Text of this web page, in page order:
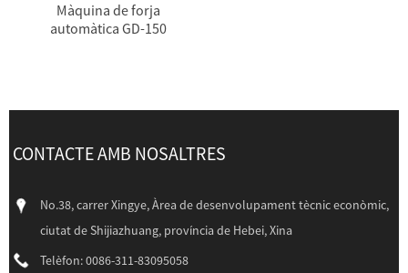
Màquina de forja
automàtica GD-150
CONTACTE AMB NOSALTRES
No.38, carrer Xingye, Àrea de desenvolupament tècnic econòmic,
ciutat de Shijiazhuang, província de Hebei, Xina
Telèfon: 0086-311-83095058